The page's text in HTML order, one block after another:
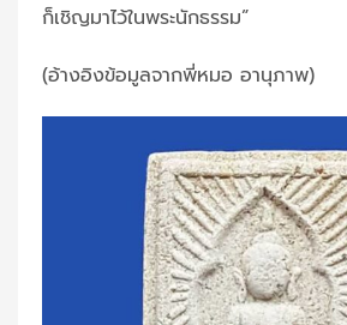
ก็เชิญมาไว้ในพระนักธรรม”
(อ้างอิงข้อมูลจากพี่หมอ อานุภาพ)